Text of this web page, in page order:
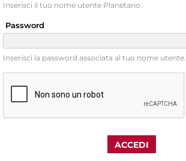
Inserisci il tuo nome utente Planetario.
Password
Inserisci la password associata al tuo nome utente.